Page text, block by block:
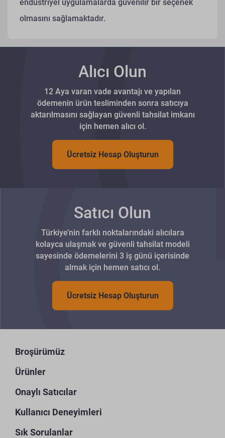
endüstriyel uygulamalarda güvenilir bir seçenek
olmasını sağlamaktadır.
Alıcı Olun
12 Aya varan vade avantajı ve yapılan
ödemenin ürün tesliminden sonra satıcıya
aktarılmasını sağlayan güvenli tahsilat imkanı
için hemen alıcı ol.
Ücretsiz Hesap Oluşturun
Satıcı Olun
Türkiye’nin farklı noktalarındaki alıcılara
kolayca ulaşmak ve güvenli tahsilat modeli
sayesinde ödemelerini 3 iş günü içerisinde
almak için hemen satıcı ol.
Ücretsiz Hesap Oluşturun
Broşürümüz
Ürünler
Onaylı Satıcılar
Kullanıcı Deneyimleri
Sık Sorulanlar